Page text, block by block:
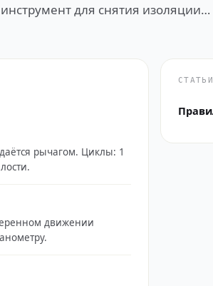
для снятия изоляции
для серии); кабельные ножи и
+ резка + перфорация);
(95–630 мм²); наборы и
надёжность соединения: ручной
рычагом. Циклы: 1
движении